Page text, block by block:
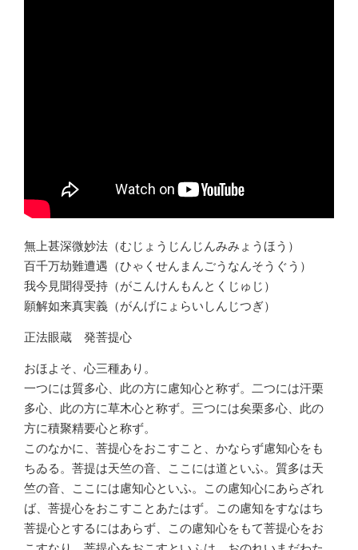
無上甚深微妙法（むじょうじんじんみみょうほう）
百千万劫難遭遇（ひゃくせんまんごうなんそうぐう）
我今見聞得受持（がこんけんもんとくじゅじ）
願解如来真実義（がんげにょらいしんじつぎ）
正法眼蔵 発菩提心
おほよそ、心三種あり。
一つには質多心、此の方に慮知心と称ず。二つには汗栗
多心、此の方に草木心と称ず。三つには矣栗多心、此の
方に積聚精要心と称ず。
このなかに、菩提心をおこすこと、かならず慮知心をも
ちゐる。菩提は天竺の音、ここには道といふ。質多は天
竺の音、ここには慮知心といふ。この慮知心にあらざれ
ば、菩提心をおこすことあたはず。この慮知をすなはち
菩提心とするにはあらず、この慮知心をもて菩提心をお